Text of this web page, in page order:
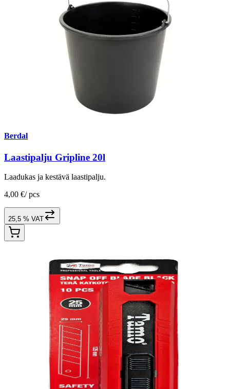
Berdal
Laastipalju Gripline 20l
Laadukas ja kestävä laastipalju.
4,00 €/ pcs
25,5 % VAT